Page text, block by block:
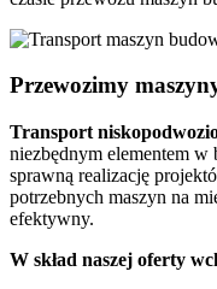
Przewozimy
Transport
niezbędnym elementem
sprawną realizację
potrzebnych maszyn na
efektywny.
W skład naszej oferty